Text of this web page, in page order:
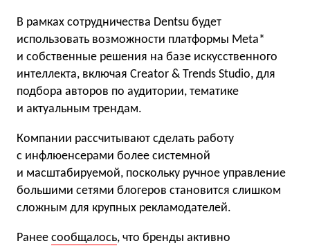
В рамках сотрудничества Dentsu будет
использовать возможности платформы Meta*
и собственные решения на базе искусственного
интеллекта, включая Creator & Trends Studio, для
подбора авторов по аудитории, тематике
и актуальным трендам.
Компании рассчитывают сделать работу
с инфлюенсерами более системной
и масштабируемой, поскольку ручное управление
большими сетями блогеров становится слишком
сложным для крупных рекламодателей.
Ранее сообщалось, что бренды активно